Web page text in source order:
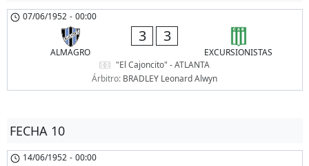
07/06/1952 - 00:00
ALMAGRO
3 3
EXCURSIONISTAS
"El Cajoncito" - ATLANTA
Árbitro: BRADLEY Leonard Alwyn
FECHA 10
14/06/1952 - 00:00